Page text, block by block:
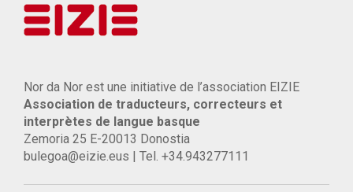
Nor da Nor est une initiative de l’association EIZIE
Association de traducteurs, correcteurs et
interprètes de langue basque
Zemoria 25 E-20013 Donostia
bulegoa@eizie.eus | Tel. +34.943277111